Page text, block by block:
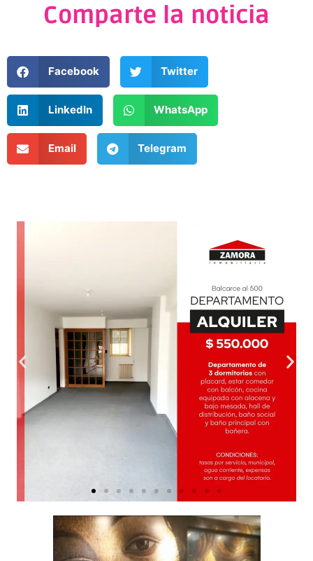
Comparte la noticia
Facebook Twitter
LinkedIn WhatsApp
Email Telegram